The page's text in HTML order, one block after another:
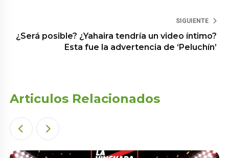
SIGUIENTE
¿Será posible? ¿Yahaira tendría un video íntimo?
Esta fue la advertencia de ‘Peluchín’
Articulos Relacionados